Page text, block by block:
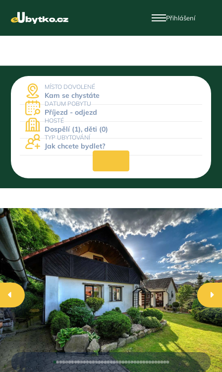
Přihlášení
MÍSTO DOVOLENÉ
Kam se chystáte
DATUM POBYTU
Příjezd - odjezd
HOSTÉ
Dospělí (1), děti (0)
TYP UBYTOVÁNÍ
Jak chcete bydlet?